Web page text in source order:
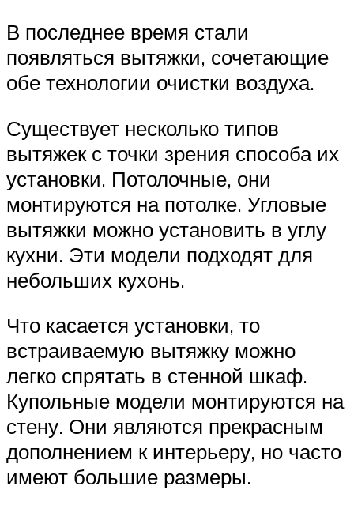
В последнее время стали
появляться вытяжки, сочетающие
обе технологии очистки воздуха.
Существует несколько типов
вытяжек с точки зрения способа их
установки. Потолочные, они
монтируются на потолке. Угловые
вытяжки можно установить в углу
кухни. Эти модели подходят для
небольших кухонь.
Что касается установки, то
встраиваемую вытяжку можно
легко спрятать в стенной шкаф.
Купольные модели монтируются на
стену. Они являются прекрасным
дополнением к интерьеру, но часто
имеют большие размеры.